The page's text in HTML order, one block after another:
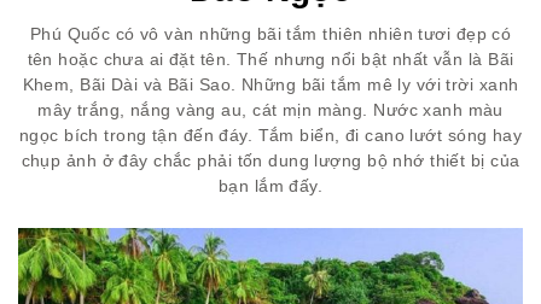
Phú Quốc có vô vàn những bãi tắm thiên nhiên tươi đẹp có
tên hoặc chưa ai đặt tên. Thế nhưng nổi bật nhất vẫn là Bãi
Khem, Bãi Dài và Bãi Sao. Những bãi tắm mê ly với trời xanh
mây trắng, nắng vàng au, cát mịn màng. Nước xanh màu
ngọc bích trong tận đến đáy. Tắm biển, đi cano lướt sóng hay
chụp ảnh ở đây chắc phải tốn dung lượng bộ nhớ thiết bị của
bạn lắm đấy.